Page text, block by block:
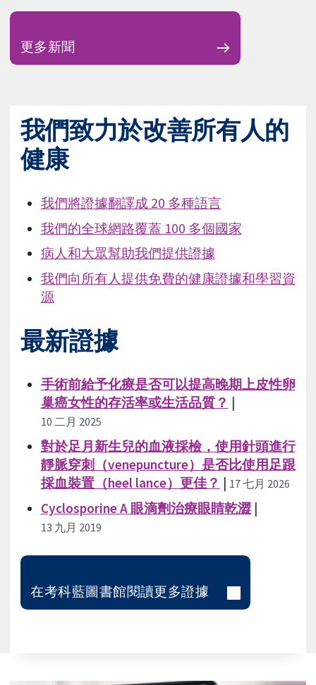
更多新聞
我們致力於改善所有人的
健康
我們將證據翻譯成 20 多種語言
我們的全球網路覆蓋 100 多個國家
病人和大眾幫助我們提供證據
我們向所有人提供免費的健康證據和學習資
源
最新證據
手術前給予化療是否可以提高晚期上皮性卵
巢癌女性的存活率或生活品質？ |
10 二月 2025
對於足月新生兒的血液採檢，使用針頭進行
靜脈穿刺（venepuncture）是否比使用足跟
採血裝置（heel lance）更佳？ | 17 七月 2026
Cyclosporine A 眼滴劑治療眼睛乾澀|
13 九月 2019
在考科藍圖書館閱讀更多證據